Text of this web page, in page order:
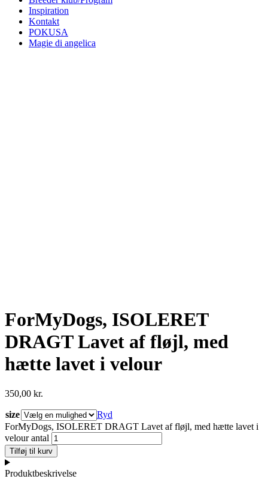
Inspiration
Kontakt
POKUSA
Magie di angelica
ForMyDogs, ISOLERET
DRAGT Lavet af fløjl, med
hætte lavet i velour
350,00 kr.
size
Ryd
ForMyDogs, ISOLERET DRAGT Lavet af fløjl, med hætte lavet i
velour antal
Tilføj til kurv
Produktbeskrivelse